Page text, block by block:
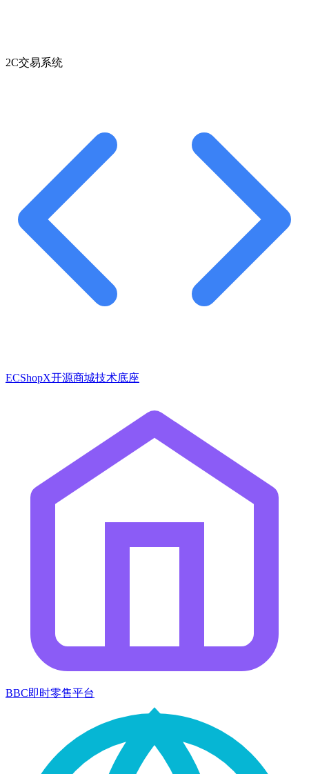
2C交易系统
ECShopX开源商城技术底座
BBC即时零售平台